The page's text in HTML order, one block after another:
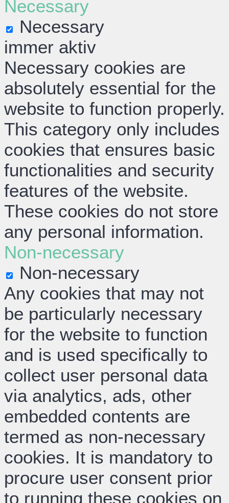
Necessary
Necessary
immer aktiv
Necessary cookies are
absolutely essential for the
website to function properly.
This category only includes
cookies that ensures basic
functionalities and security
features of the website.
These cookies do not store
any personal information.
Non-necessary
Non-necessary
Any cookies that may not
be particularly necessary
for the website to function
and is used specifically to
collect user personal data
via analytics, ads, other
embedded contents are
termed as non-necessary
cookies. It is mandatory to
procure user consent prior
to running these cookies on